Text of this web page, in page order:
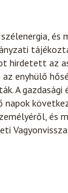
és
hirdetett az
az enyhülő
A gazdasági
és